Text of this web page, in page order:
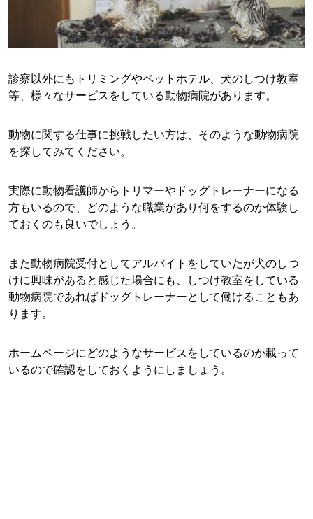
診察以外にもトリミングやペットホテル、犬のしつけ教室
等、様々なサービスをしている動物病院があります。
動物に関する仕事に挑戦したい方は、そのような動物病院
を探してみてください。
実際に動物看護師からトリマーやドッグトレーナーになる
方もいるので、どのような職業があり何をするのか体験し
ておくのも良いでしょう。
また動物病院受付としてアルバイトをしていたが犬のしつ
けに興味があると感じた場合にも、しつけ教室をしている
動物病院であればドッグトレーナーとして働けることもあ
ります。
ホームページにどのようなサービスをしているのか載って
いるので確認をしておくようにしましょう。